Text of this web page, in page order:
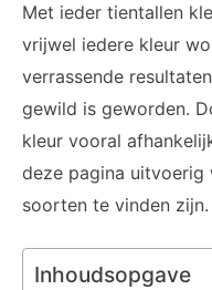
Met ieder tientallen
vrijwel iedere kleur
verrassende
gewild is geworden.
kleur vooral
deze pagina uitvoerig
soorten te vinden zijn.
Inhoudsopgave